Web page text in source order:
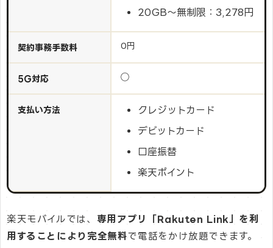
20GB〜無制限：3,278円
契約事務手数料 0円
5G対応 ◯
支払い方法
クレジットカード
デビットカード
口座振替
楽天ポイント
楽天モバイルでは、 専用アプリ「Rakuten Link」を利
用することにより完全無料で電話をかけ放題できます。